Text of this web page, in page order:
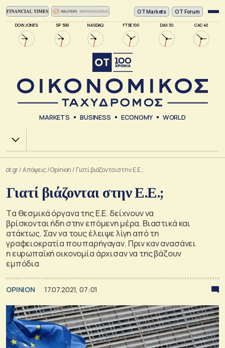
DOW JONES SP 500 NASDAQ FTSE 100 DAX 30 CAC 40
ΟΤ Markets OT Forum
MARKETS BUSINESS ECONOMY WORLD
Χ.Α.
ot.gr/Απόψεις/Opinion / Γιατί βιάζονται στην Ε.Ε.;
Γιατί βιάζονται στην Ε.Ε.;
Tα θεσμικά όργανα της E.E. δείχνουν να
βρίσκονται ήδη στην επόμενη μέρα. Βιαστικά και
ατάκτως. Σαν να τους έλειψε λίγη από τη
γραφειοκρατία που παρήγαγαν. Πριν καν ανασάνει
η ευρωπαϊκή οικονομία άρχισαν να της βάζουν
εμπόδια
OPINION 17.07.2021, 07:01